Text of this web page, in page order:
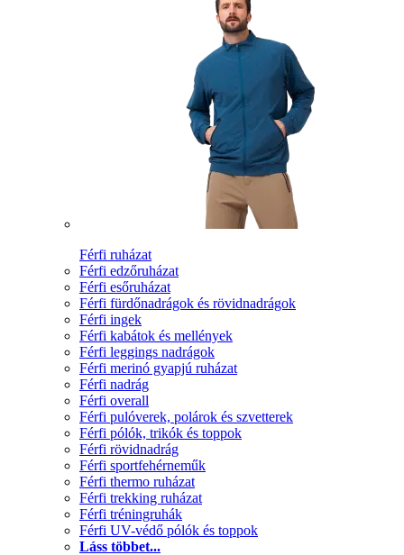
Férfi ruházat
Férfi edzőruházat
Férfi esőruházat
Férfi fürdőnadrágok és rövidnadrágok
Férfi ingek
Férfi kabátok és mellények
Férfi leggings nadrágok
Férfi merinó gyapjú ruházat
Férfi nadrág
Férfi overall
Férfi pulóverek, polárok és szvetterek
Férfi pólók, trikók és toppok
Férfi rövidnadrág
Férfi sportfehérneműk
Férfi thermo ruházat
Férfi trekking ruházat
Férfi tréningruhák
Férfi UV-védő pólók és toppok
Láss többet...